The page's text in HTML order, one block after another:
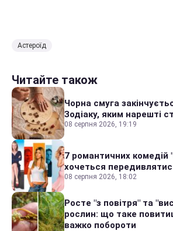
Астероїд
Читайте також
Чорна смуга
Зодіаку, яким нарешті
08 серпня 2026, 19:19
7 романтичних комедій
хочеться
08 серпня 2026, 18:02
Росте "з повітря" та
рослин: що таке
важко побороти